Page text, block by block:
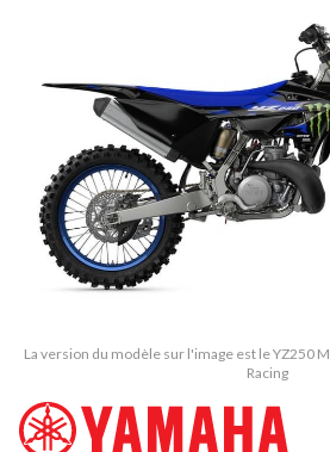
La version du modèle sur l'image est le YZ250
Racing